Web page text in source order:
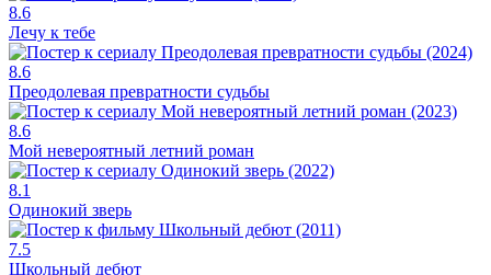
8.6
Лечу к тебе
8.6
Преодолевая превратности судьбы
8.6
Мой невероятный летний роман
8.1
Одинокий зверь
7.5
Школьный дебют